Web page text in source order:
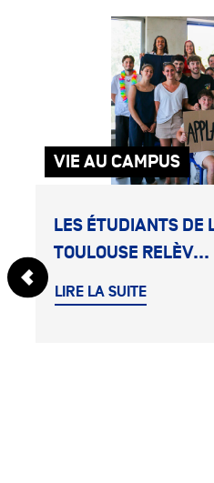
VIE AU CAMPUS
LES ÉTUDIANTS DE
TOULOUSE RELÈV...
LIRE LA SUITE